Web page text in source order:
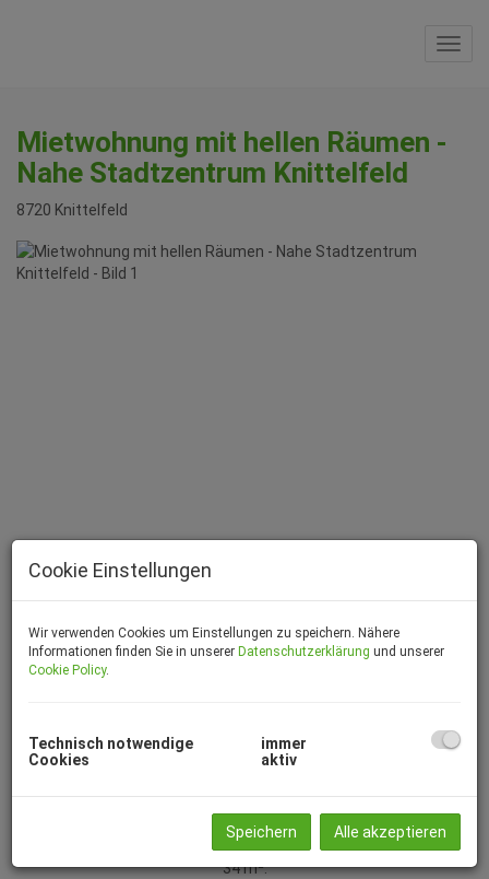
Mietwohnung mit hellen Räumen -
Nahe Stadtzentrum Knittelfeld
8720 Knittelfeld
Zur Vermietung gelangt eine Mietwohnung in unmittelbarer
Nähe des Stadtzentrums von Knittelfeld und hat eine Größe von
34 m².
Cookie Einstellungen
Wir verwenden Cookies um Einstellungen zu speichern. Nähere
Informationen finden Sie in unserer Datenschutzerklärung und unserer
Cookie Policy.
Technisch notwendige
Cookies
immer
aktiv
Speichern Alle akzeptieren